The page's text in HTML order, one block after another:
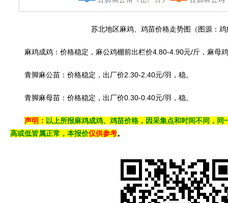
苏北地区麻鸡、鸡苗价格走势图（图源：
麻鸡成鸡：价格稳定，麻公鸡棚前出栏价4.80-4.90元/斤，麻母
青脚麻公苗：价格稳定，出厂价2.30-2.40元/羽，稳。
青脚麻母苗：价格稳定，出厂价0.30-0.40元/羽，稳。
声明： 以上所报麻鸡成鸡、鸡苗价格，因采集点和时间不同，
高或低皆属正常，本报价仅供参考。